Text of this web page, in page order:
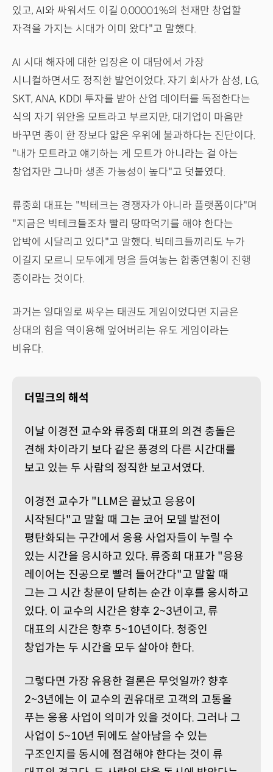
있고, AI와 싸워서도 이길 0.00001%의 천재만 창업할
자격을 가지는 시대가 이미 왔다"고 말했다.
AI 시대 해자에 대한 입장은 이 대담에서 가장
시니컬하면서도 정직한 발언이었다. 자기 회사가 삼성, LG,
SKT, ANA, KDDI 투자를 받아 산업 데이터를 독점한다는
식의 자기 위안을 모트라고 부르지만, 대기업이 마음만
바꾸면 종이 한 장보다 얇은 우위에 불과하다는 진단이다.
"내가 모트라고 얘기하는 게 모트가 아니라는 걸 아는
창업자만 그나마 생존 가능성이 높다"고 덧붙였다.
류중희 대표는 "빅테크는 경쟁자가 아니라 플랫폼이다"며
"지금은 빅테크들조차 빨리 땅따먹기를 해야 한다는
압박에 시달리고 있다"고 말했다. 빅테크들끼리도 누가
이길지 모르니 모두에게 멍을 들여놓는 합종연횡이 진행
중이라는 것이다.
과거는 일대일로 싸우는 태권도 게임이었다면 지금은
상대의 힘을 역이용해 엎어버리는 유도 게임이라는
비유다.
더밀크의 해석
이날 이경전 교수와 류중희 대표의 의견 충돌은
견해 차이라기 보다 같은 풍경의 다른 시간대를
보고 있는 두 사람의 정직한 보고서였다.
이경전 교수가 "LLM은 끝났고 응용이
시작된다"고 말할 때 그는 코어 모델 발전이
평탄화되는 구간에서 응용 사업자들이 누릴 수
있는 시간을 응시하고 있다. 류중희 대표가 "응용
레이어는 진공으로 빨려 들어간다"고 말할 때
그는 그 시간 창문이 닫히는 순간 이후를 응시하고
있다. 이 교수의 시간은 향후 2~3년이고, 류
대표의 시간은 향후 5~10년이다. 청중인
창업가는 두 시간을 모두 살아야 한다.
그렇다면 가장 유용한 결론은 무엇일까? 향후
2~3년에는 이 교수의 권유대로 고객의 고통을
푸는 응용 사업이 의미가 있을 것이다. 그러나 그
사업이 5~10년 뒤에도 살아남을 수 있는
구조인지를 동시에 점검해야 한다는 것이 류